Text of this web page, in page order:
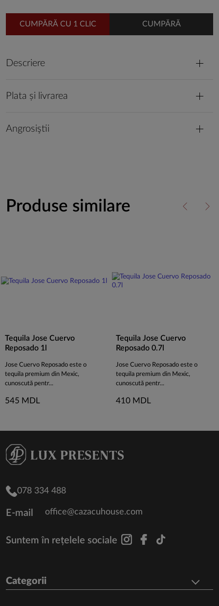
CUMPĂRĂ CU 1 CLIC CUMPĂRĂ
Descriere
Plata și livrarea
Angrosiştii
Produse similare
Tequila Jose Cuervo
Reposado 1l
Jose Cuervo Reposado este o
tequila premium din Mexic,
cunoscută pentr...
545 MDL
Tequila Jose Cuervo
Reposado 0.7l
Jose Cuervo Reposado este o
tequila premium din Mexic,
cunoscută pentr...
410 MDL
078 334 488
E-mail office@cazacuhouse.com
Suntem în rețelele sociale
Categorii